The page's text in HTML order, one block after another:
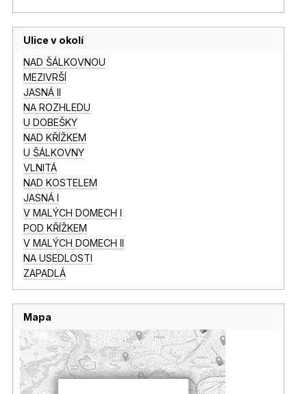
Ulice v okolí
NAD ŠÁLKOVNOU
MEZIVRŠÍ
JASNÁ II
NA ROZHLEDU
U DOBEŠKY
NAD KŘÍŽKEM
U ŠÁLKOVNY
VLNITÁ
NAD KOSTELEM
JASNÁ I
V MALÝCH DOMECH I
POD KŘÍŽKEM
V MALÝCH DOMECH II
NA USEDLOSTI
ZAPADLÁ
Mapa